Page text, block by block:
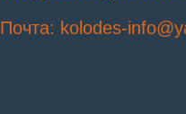
Почта: kolodes-